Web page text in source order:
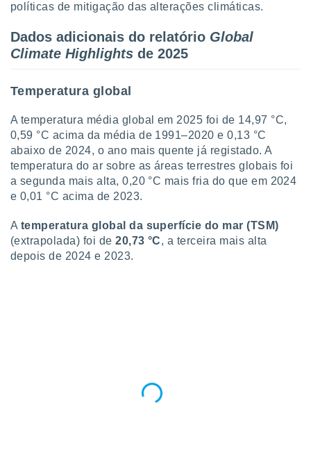
políticas de mitigação das alterações climáticas.
Dados adicionais do relatório Global
Climate Highlights de 2025
Temperatura global
A temperatura média global em 2025 foi de 14,97 °C,
0,59 °C acima da média de 1991–2020 e 0,13 °C
abaixo de 2024, o ano mais quente já registado. A
temperatura do ar sobre as áreas terrestres globais foi
a segunda mais alta, 0,20 °C mais fria do que em 2024
e 0,01 °C acima de 2023.
A temperatura global da superfície do mar (TSM)
(extrapolada) foi de20,73 °C, a terceira mais alta
depois de 2024 e 2023.